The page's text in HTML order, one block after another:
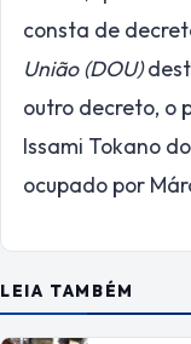
consta de
União (DOU)
outro decreto, o
Issami Tokano
ocupado por
LEIA TAMBÉM